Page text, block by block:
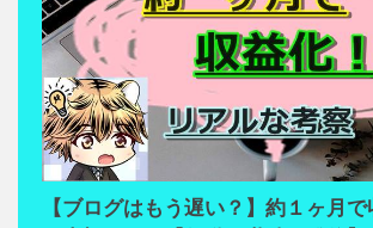
【ブログはもう遅い？】約１ヶ月